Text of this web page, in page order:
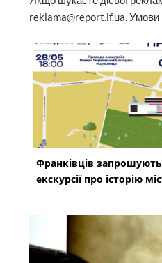
У франківському
найдавніший